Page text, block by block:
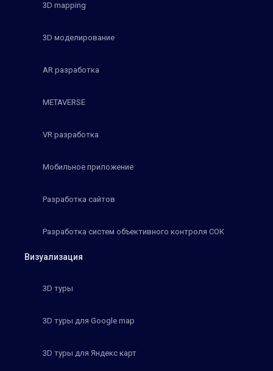
3D mapping
3D моделирование
AR разработка
METAVERSE
VR разработка
Мобильное приложение
Разработка сайтов
Разработка систем объективного контроля СОК
Визуализация
3D туры
3D туры для Google map
3D туры для Яндекс карт